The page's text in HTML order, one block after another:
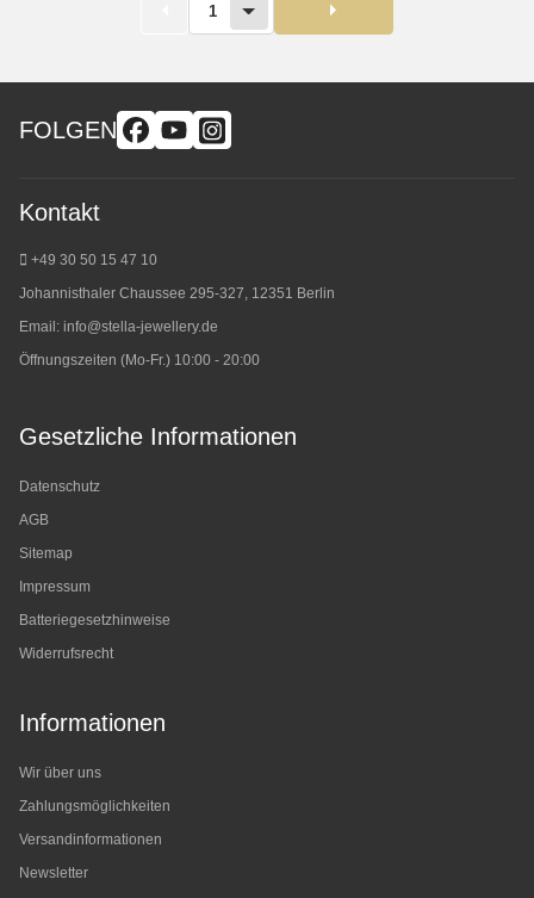
1
FOLGEN
Kontakt
+49 30 50 15 47 10
Johannisthaler Chaussee 295-327, 12351 Berlin
Email: info@stella-jewellery.de
Öffnungszeiten (Mo-Fr.) 10:00 - 20:00
Gesetzliche Informationen
Datenschutz
AGB
Sitemap
Impressum
Batteriegesetzhinweise
Widerrufsrecht
Informationen
Wir über uns
Zahlungsmöglichkeiten
Versandinformationen
Newsletter